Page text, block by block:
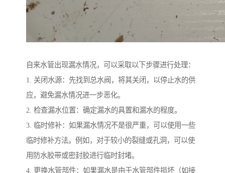
自来水管出现漏水情况，可以采取以下步骤进行处理：
1. 关闭水源：先找到总水阀，将其关闭，以停止水的供
应，避免漏水情况进一步恶化。
2. 检查漏水位置：确定漏水的具置和漏水的程度。
3. 临时修补：如果漏水情况不是很严重，可以使用一些
临时修补方法。例如，对于较小的裂缝或孔洞，可以使
用防水胶带或密封胶进行临时封堵。
4. 更换水管部件：如果漏水是由于水管部件损坏（如接